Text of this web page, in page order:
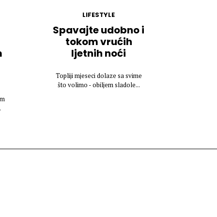
LIFESTYLE
Spavajte udobno i
tokom vrućih
ljetnih noći
Topliji mjeseci dolaze sa svime
što volimo - obiljem sladole...